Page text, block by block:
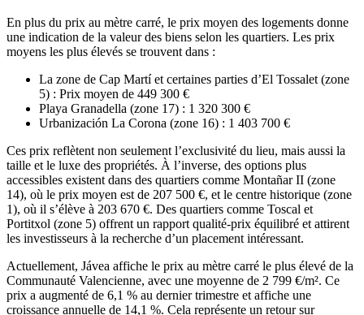
En plus du prix au mètre carré, le prix moyen des logements donne
une indication de la valeur des biens selon les quartiers. Les prix
moyens les plus élevés se trouvent dans :
La zone de Cap Martí et certaines parties d’El Tossalet (zone
5) : Prix moyen de 449 300 €
Playa Granadella (zone 17) : 1 320 300 €
Urbanización La Corona (zone 16) : 1 403 700 €
Ces prix reflètent non seulement l’exclusivité du lieu, mais aussi la
taille et le luxe des propriétés. À l’inverse, des options plus
accessibles existent dans des quartiers comme Montañar II (zone
14), où le prix moyen est de 207 500 €, et le centre historique (zone
1), où il s’élève à 203 670 €. Des quartiers comme Toscal et
Portitxol (zone 5) offrent un rapport qualité-prix équilibré et attirent
les investisseurs à la recherche d’un placement intéressant.
Actuellement, Jávea affiche le prix au mètre carré le plus élevé de la
Communauté Valencienne, avec une moyenne de 2 799 €/m². Ce
prix a augmenté de 6,1 % au dernier trimestre et affiche une
croissance annuelle de 14,1 %. Cela représente un retour sur